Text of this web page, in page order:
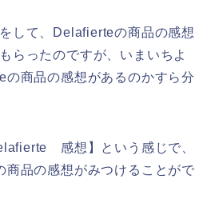
して、Delafierteの商品の感想
らったのですが、いまいちよ
の商品の感想があるのかすら分
感想】という感じで、
品の感想がみつけることがで